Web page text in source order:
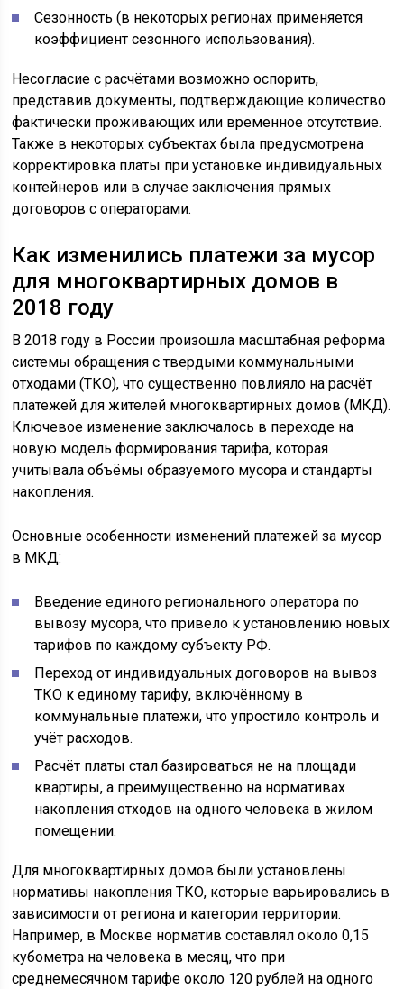
Сезонность (в некоторых регионах применяется
коэффициент сезонного использования).
Несогласие с расчётами возможно оспорить,
представив документы, подтверждающие количество
фактически проживающих или временное отсутствие.
Также в некоторых субъектах была предусмотрена
корректировка платы при установке индивидуальных
контейнеров или в случае заключения прямых
договоров с операторами.
Как изменились платежи за мусор
для многоквартирных домов в
2018 году
В 2018 году в России произошла масштабная реформа
системы обращения с твердыми коммунальными
отходами (ТКО), что существенно повлияло на расчёт
платежей для жителей многоквартирных домов (МКД).
Ключевое изменение заключалось в переходе на
новую модель формирования тарифа, которая
учитывала объёмы образуемого мусора и стандарты
накопления.
Основные особенности изменений платежей за мусор
в МКД:
Введение единого регионального оператора по
вывозу мусора, что привело к установлению новых
тарифов по каждому субъекту РФ.
Переход от индивидуальных договоров на вывоз
ТКО к единому тарифу, включённому в
коммунальные платежи, что упростило контроль и
учёт расходов.
Расчёт платы стал базироваться не на площади
квартиры, а преимущественно на нормативах
накопления отходов на одного человека в жилом
помещении.
Для многоквартирных домов были установлены
нормативы накопления ТКО, которые варьировались в
зависимости от региона и категории территории.
Например, в Москве норматив составлял около 0,15
кубометра на человека в месяц, что при
среднемесячном тарифе около 120 рублей на одного